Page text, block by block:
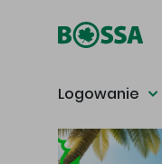
Logowanie
Główna treść